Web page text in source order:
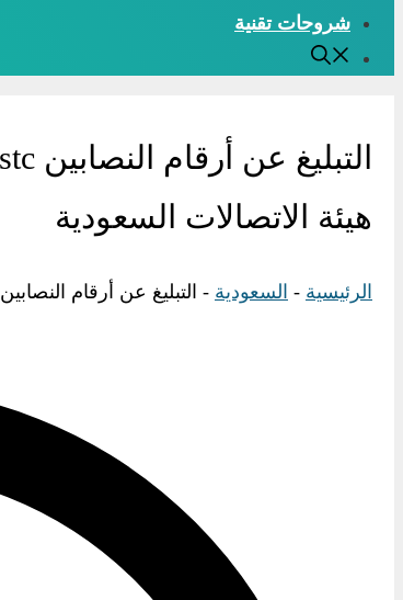
شروحات تقنية
هيئة الاتصالات السعودية
الرئيسية - السعودية - التبليغ عن أرقام النصابين stc طريقة 2025 والتبليغ عن أرقام النصابين خلال هيئة الاتصالات السعودية